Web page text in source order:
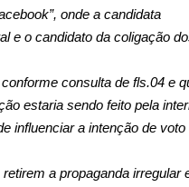
onde a candidata
e o candidato da coligação
consulta de fls.04 e
estaria sendo feito pela
influenciar a intenção de voto
a propaganda irregular